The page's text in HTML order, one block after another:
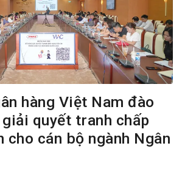
hàng Việt Nam đào
quyết tranh chấp
cho cán bộ ngành Ngân